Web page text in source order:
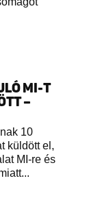
MI-T
–
10
küldött el,
MI-re és